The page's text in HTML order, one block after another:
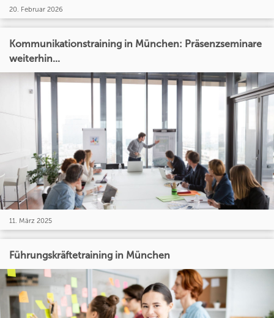
20. Februar 2026
Kommunikationstraining in München: Präsenzseminare
weiterhin...
11. März 2025
Führungskräftetraining in München